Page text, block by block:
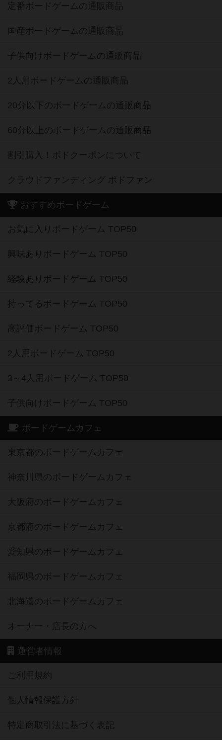
定番ボードゲームの通販商品
国産ボードゲームの通販商品
子供向けボードゲームの通販商品
2人用ボードゲームの通販商品
20分以下のボードゲームの通販商品
60分以上のボードゲームの通販商品
割引購入！ボドクーポンについて
クラウドファンディング ボドファン
おすすめボードゲーム
お気に入りボードゲーム TOP50
興味ありボードゲーム TOP50
経験ありボードゲーム TOP50
持ってるボードゲーム TOP50
高評価ボードゲーム TOP50
2人用ボードゲーム TOP50
3～4人用ボードゲーム TOP50
子供向けボードゲーム TOP50
ボードゲームカフェ
東京都のボードゲームカフェ
神奈川県のボードゲームカフェ
大阪府のボードゲームカフェ
京都府のボードゲームカフェ
愛知県のボードゲームカフェ
福岡県のボードゲームカフェ
北海道のボードゲームカフェ
オーナー・店長の方へ
運営者情報
ご利用規約
個人情報保護方針
特定商取引法に基づく表記